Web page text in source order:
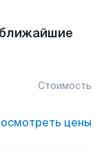
Стоимость
цены